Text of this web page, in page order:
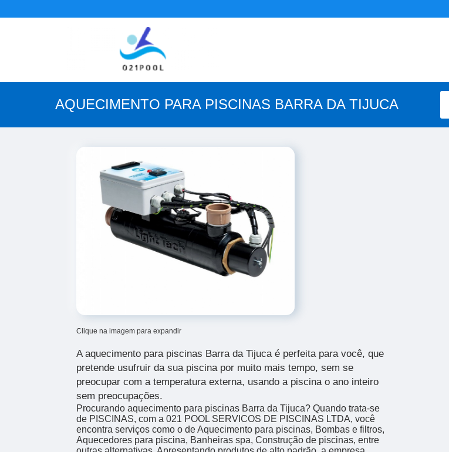
AQUECIMENTO PARA PISCINAS BARRA DA TIJUCA
Clique na imagem para expandir
A aquecimento para piscinas Barra da Tijuca é perfeita para você, que
pretende usufruir da sua piscina por muito mais tempo, sem se
preocupar com a temperatura externa, usando a piscina o ano inteiro
sem preocupações.
Procurando aquecimento para piscinas Barra da Tijuca? Quando trata-se
de PISCINAS, com a 021 POOL SERVICOS DE PISCINAS LTDA, você
encontra serviços como o de Aquecimento para piscinas, Bombas e filtros,
Aquecedores para piscina, Banheiras spa, Construção de piscinas, entre